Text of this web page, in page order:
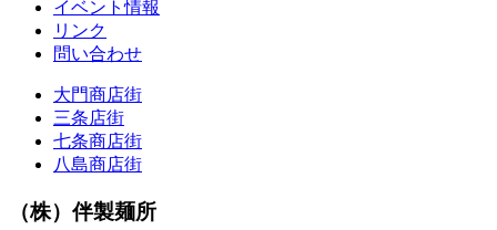
イベント情報
リンク
問い合わせ
大門商店街
三条店街
七条商店街
八島商店街
（株）伴製麺所